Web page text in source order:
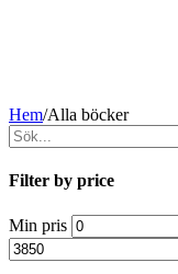
Hem/Alla böcker
Filter by price
Min pris